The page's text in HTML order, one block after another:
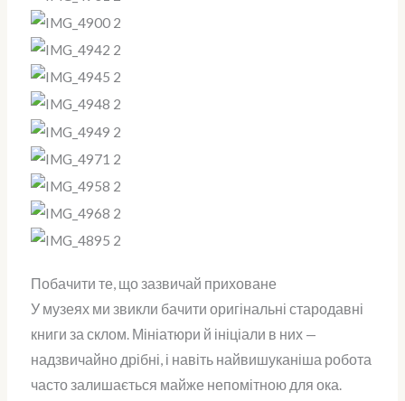
Побачити те, що зазвичай приховане
У музеях ми звикли бачити оригінальні стародавні
книги за склом. Мініатюри й ініціали в них —
надзвичайно дрібні, і навіть найвишуканіша робота
часто залишається майже непомітною для ока.